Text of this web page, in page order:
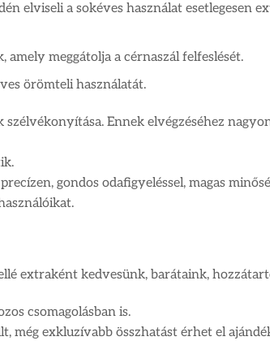
elviseli a sokéves használat esetlegesen
meggátolja a cérnaszál felfeslését.
örömteli használatát.
Ennek elvégzéséhez
gondos odafigyeléssel, magas
extraként kedvesünk, barátaink,
csomagolásban is.
még exkluzívabb összhatást érhet el